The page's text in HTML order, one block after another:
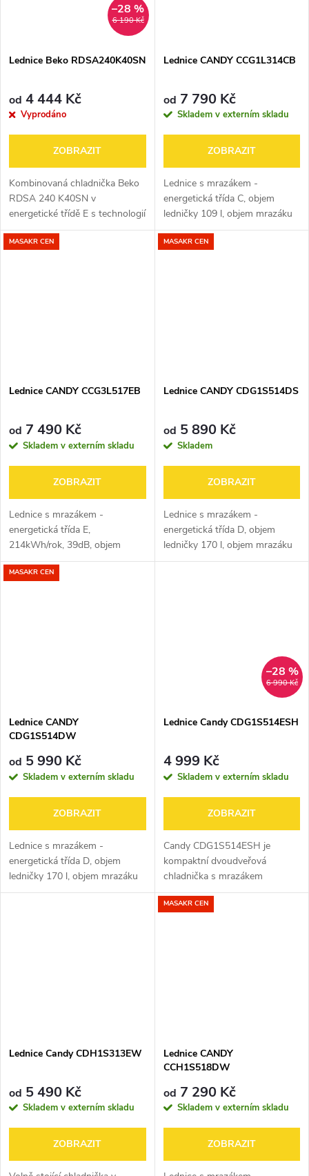
6 190 Kč
–28 %
Lednice Beko RDSA240K40SN
od 4 444 Kč
Vyprodáno
ZOBRAZIT
Kombinovaná chladnička Beko
RDSA 240 K40SN v
energetické třídě E s technologií
MinFrost ® pro méně časté
odmrazování, LED vnitřním
Lednice CANDY CCG1L314CB
od 7 790 Kč
Skladem v externím skladu
ZOBRAZIT
Lednice s mrazákem -
energetická třída C, objem
ledničky 109 l, objem mrazáku
48 l, 3 police, panty vpravo,
LED osvětlení, super chlazení,
MASAKR CEN
Lednice CANDY CCG3L517EB
od 7 490 Kč
Skladem v externím skladu
ZOBRAZIT
Lednice s mrazákem -
energetická třída E,
214kWh/rok, 39dB, objem
ledničky 187 l, objem mrazáku
75 l, 4 police, panty vpravo,
MASAKR CEN
Lednice CANDY CDG1S514DS
od 5 890 Kč
Skladem
ZOBRAZIT
Lednice s mrazákem -
energetická třída D, objem
ledničky 170 l, objem mrazáku
41 l, 3 police, panty vpravo,
MASAKR CEN
Lednice CANDY
CDG1S514DW
od 5 990 Kč
Skladem v externím skladu
ZOBRAZIT
Lednice s mrazákem -
energetická třída D, objem
ledničky 170 l, objem mrazáku
41 l, 3 police, panty vpravo,
6 990 Kč
–28 %
Lednice Candy CDG1S514ESH
4 999 Kč
Skladem v externím skladu
ZOBRAZIT
Candy CDG1S514ESH je
kompaktní dvoudveřová
chladnička s mrazákem
umístěným nahoře, která nabízí
celkový objem 211 litrů. Díky
Lednice Candy CDH1S313EW
od 5 490 Kč
Skladem v externím skladu
ZOBRAZIT
MASAKR CEN
Lednice CANDY
CCH1S518DW
od 7 290 Kč
Skladem v externím skladu
ZOBRAZIT